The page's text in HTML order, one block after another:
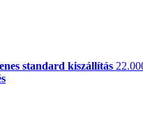
standard kiszállítás